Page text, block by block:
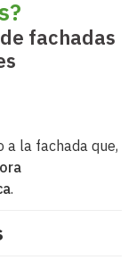
fachadas
a la fachada que,
.